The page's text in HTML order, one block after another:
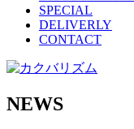
SPECIAL
DELIVERLY
CONTACT
NEWS